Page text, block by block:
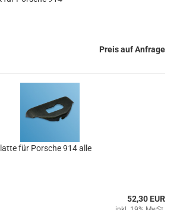
Preis auf Anfrage
für Porsche 914 alle
52,30 EUR